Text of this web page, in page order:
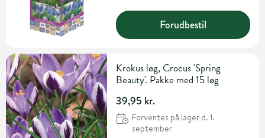
Forudbestil
Krokus løg, Crocus 'Spring
Beauty'. Pakke med 15 løg
39,95 kr.
Forventes på lager d. 1.
september